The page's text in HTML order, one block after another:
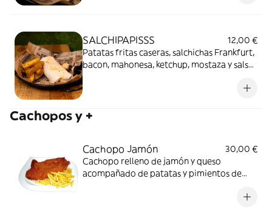
SALCHIPAPISSS
12,00 €
Patatas fritas caseras, salchichas Frankfurt,
bacon, mahonesa, ketchup, mostaza y salsa
Cachopos y +
Cachopo Jamón
30,00 €
Cachopo relleno de jamón y queso
acompañado de patatas y pimientos de